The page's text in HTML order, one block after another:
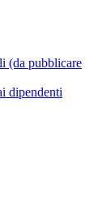
(da pubblicare
dipendenti